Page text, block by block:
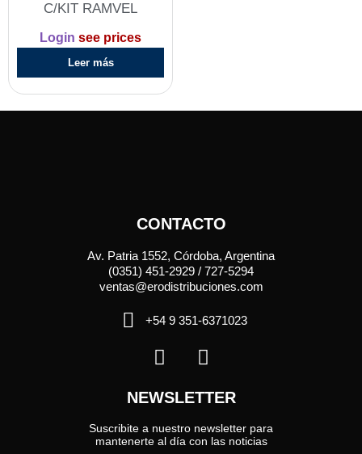
C/KIT RAMVEL
Login see prices
Leer más
CONTACTO
Av. Patria 1552, Córdoba, Argentina
(0351) 451-2929 / 727-5294
ventas@erodistribuciones.com
+54 9 351-6371023
NEWSLETTER
Suscribite a nuestro newsletter para
mantenerte al día con las noticias